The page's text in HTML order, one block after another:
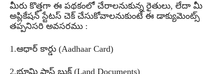
మీరు కొత్తగా ఈ పథకంలో చేరాలనుకున్న రైతులు, లేదా మీ
అప్లికేషన్ స్టేటస్ చెక్ చేసుకోవాలనుకుంటే ఈ డాక్యుమెంట్స్
తప్పనిసరి అవసరము :
1.ఆధార్ కార్డు (Aadhaar Card)
2.భూమి పాస్ బుక్ (Land Documents)